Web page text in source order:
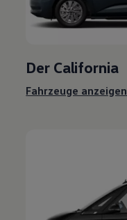
Der California
Fahrzeuge anzeigen